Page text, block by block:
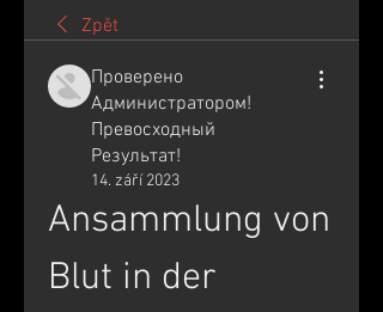
Zpět
Проверено
Администратором!
Превосходный
Результат!
14. září 2023
Ansammlung von
Blut in der